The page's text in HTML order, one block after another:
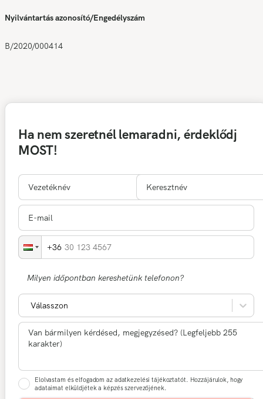
Nyilvántartás azonosító/Engedélyszám
B/2020/000414
Ha nem szeretnél lemaradni, érdeklődj
MOST!
30 123 4567
Milyen időpontban kereshetünk telefonon?
Válasszon
Elolvastam és elfogadom az adatkezelési tájékoztatót. Hozzájárulok, hogy
adataimat elküldjétek a képzés szervezőjének.